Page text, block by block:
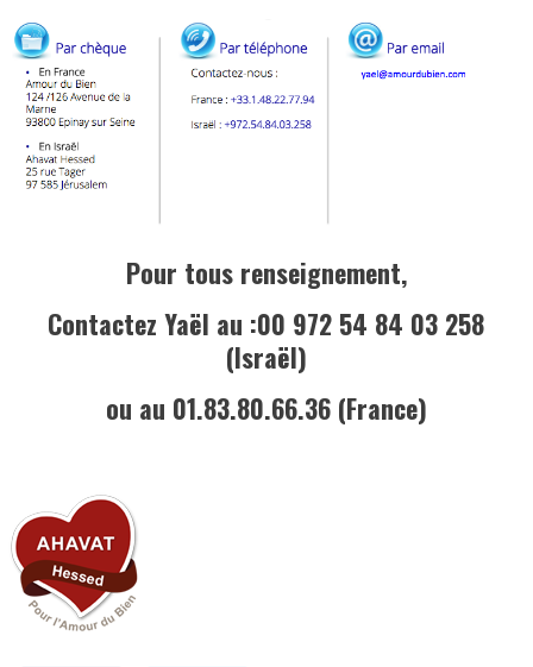
Pour tous renseignement,
Contactez Yaël au :00 972 54 84 03 258
(Israël)
ou au 01.83.80.66.36 (France)